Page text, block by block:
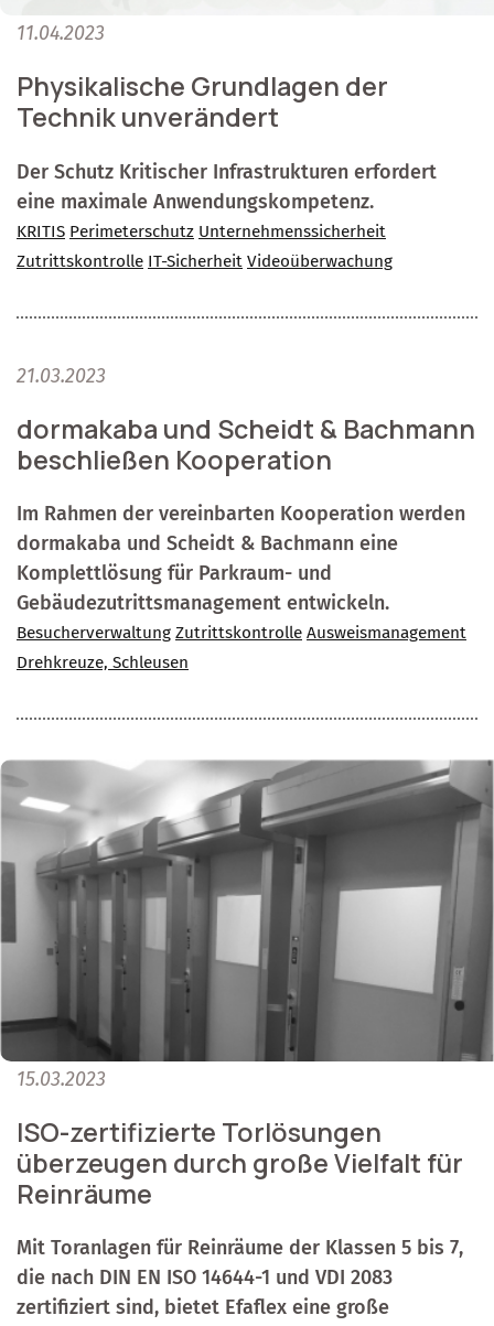
11.04.2023
Physikalische Grundlagen der
Technik unverändert
Der Schutz Kritischer Infrastrukturen erfordert
eine maximale Anwendungskompetenz.
KRITIS Perimeterschutz Unternehmenssicherheit
Zutrittskontrolle IT-Sicherheit Videoüberwachung
21.03.2023
dormakaba und Scheidt & Bachmann
beschließen Kooperation
Im Rahmen der vereinbarten Kooperation werden
dormakaba und Scheidt & Bachmann eine
Komplettlösung für Parkraum- und
Gebäudezutrittsmanagement entwickeln.
Besucherverwaltung Zutrittskontrolle Ausweismanagement
Drehkreuze, Schleusen
15.03.2023
ISO-zertifizierte Torlösungen
überzeugen durch große Vielfalt für
Reinräume
Mit Toranlagen für Reinräume der Klassen 5 bis 7,
die nach DIN EN ISO 14644-1 und VDI 2083
zertifiziert sind, bietet Efaflex eine große